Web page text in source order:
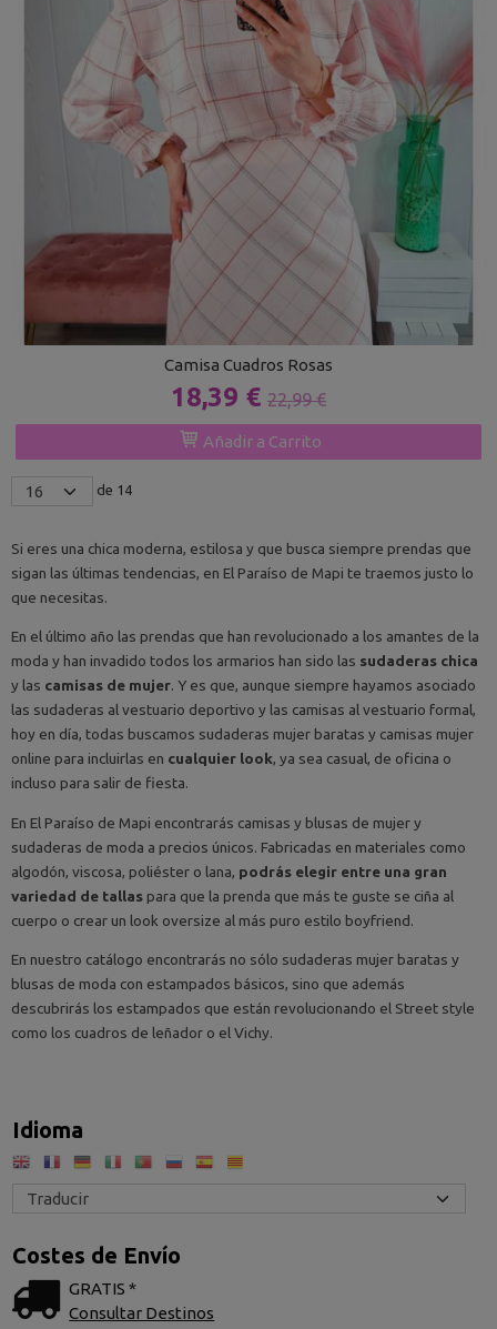
Idioma
Costes de Envío
GRATIS *
Consultar Destinos
Camisa Cuadros Rosas
18,39 € 22,99 €
Añadir a Carrito
de 14
Si eres una chica moderna, estilosa y que busca siempre prendas que
sigan las últimas tendencias, en El Paraíso de Mapi te traemos justo lo
que necesitas.
En el último año las prendas que han revolucionado a los amantes de la
moda y han invadido todos los armarios han sido las sudaderas chica
y las camisas de mujer. Y es que, aunque siempre hayamos asociado
las sudaderas al vestuario deportivo y las camisas al vestuario formal,
hoy en día, todas buscamos sudaderas mujer baratas y camisas mujer
online para incluirlas en cualquier look, ya sea casual, de oficina o
incluso para salir de fiesta.
En El Paraíso de Mapi encontrarás camisas y blusas de mujer y
sudaderas de moda a precios únicos. Fabricadas en materiales como
algodón, viscosa, poliéster o lana, podrás elegir entre una gran
variedad de tallas para que la prenda que más te guste se ciña al
cuerpo o crear un look oversize al más puro estilo boyfriend.
En nuestro catálogo encontrarás no sólo sudaderas mujer baratas y
blusas de moda con estampados básicos, sino que además
descubrirás los estampados que están revolucionando el Street style
como los cuadros de leñador o el Vichy.